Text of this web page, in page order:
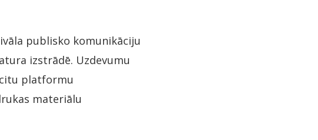
publisko komunikāciju
izstrādē. Uzdevumu
platformu
materiālu